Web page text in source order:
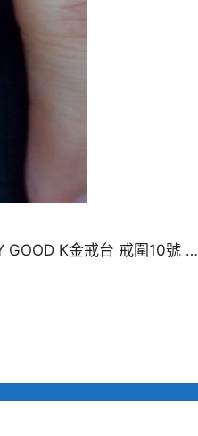
GOOD K金戒台 戒圍10號 …